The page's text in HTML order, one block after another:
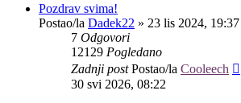
Pozdrav svima!
Postao/la Dadek22 » 23 lis 2024, 19:37
7 Odgovori
12129 Pogledano
Zadnji postPostao/la Cooleech
30 svi 2026, 08:22